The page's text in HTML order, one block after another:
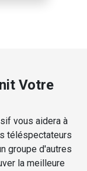
Votre
vous aidera à
téléspectateurs
groupe d'autres
la meilleure